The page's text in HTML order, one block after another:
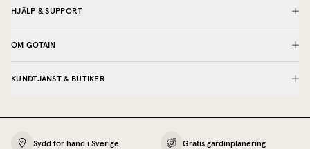
HJÄLP & SUPPORT
OM GOTAIN
KUNDTJÄNST & BUTIKER
Sydd för hand i Sverige Gratis gardinplanering